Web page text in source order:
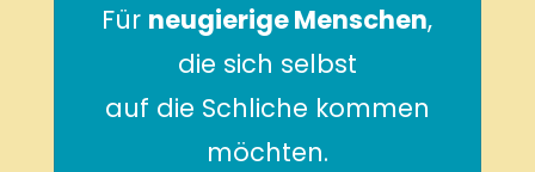
Für neugierige Menschen,
die sich selbst
auf die Schliche kommen
möchten.